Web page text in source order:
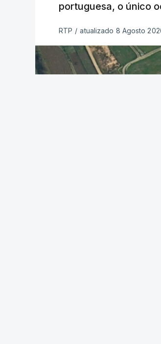
portuguesa, o único
RTP / atualizado 8 Agosto